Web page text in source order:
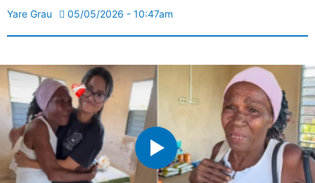
Yare Grau 05/05/2026 - 10:47am